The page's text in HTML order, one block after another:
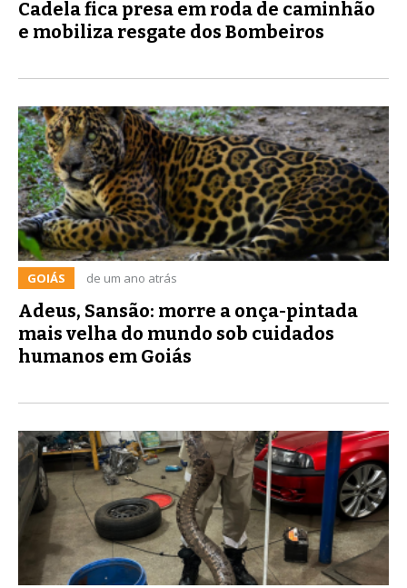
Cadela fica presa em roda de caminhão
e mobiliza resgate dos Bombeiros
GOIÁS de um ano atrás
Adeus, Sansão: morre a onça-pintada
mais velha do mundo sob cuidados
humanos em Goiás